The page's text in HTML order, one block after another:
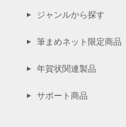
ジャンルから探す
筆まめネット限定商品
年賀状関連製品
サポート商品